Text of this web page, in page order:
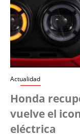
Actualidad
Honda
vuelve el
eléctrica